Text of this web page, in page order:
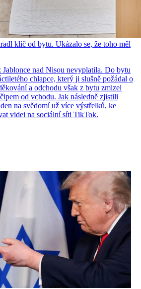
klíč od bytu. Ukázalo se, že toho měl
Jablonce nad Nisou nevyplatila. Do bytu
chlapce, který ji slušně požádal o
a odchodu však z bytu zmizel
od vchodu. Jak následně zjistili
na svědomí už více výstřelků, ke
videi na sociální síti TikTok.